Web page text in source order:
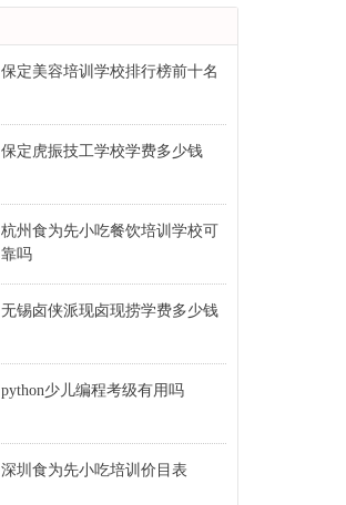
保定美容培训学校排行榜前十名
保定虎振技工学校学费多少钱
杭州食为先小吃餐饮培训学校可
靠吗
无锡卤侠派现卤现捞学费多少钱
python少儿编程考级有用吗
深圳食为先小吃培训价目表